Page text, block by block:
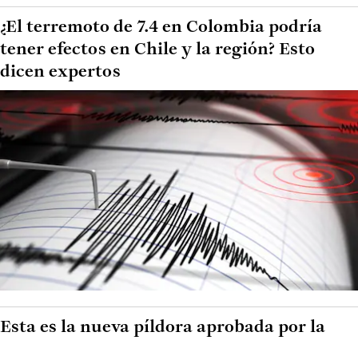
¿El terremoto de 7.4 en Colombia podría
tener efectos en Chile y la región? Esto
dicen expertos
Esta es la nueva píldora aprobada por la